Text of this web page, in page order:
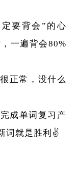
要背会”的心
一遍背会80%
正常，没什么
成单词复习产
词就是胜利✌️